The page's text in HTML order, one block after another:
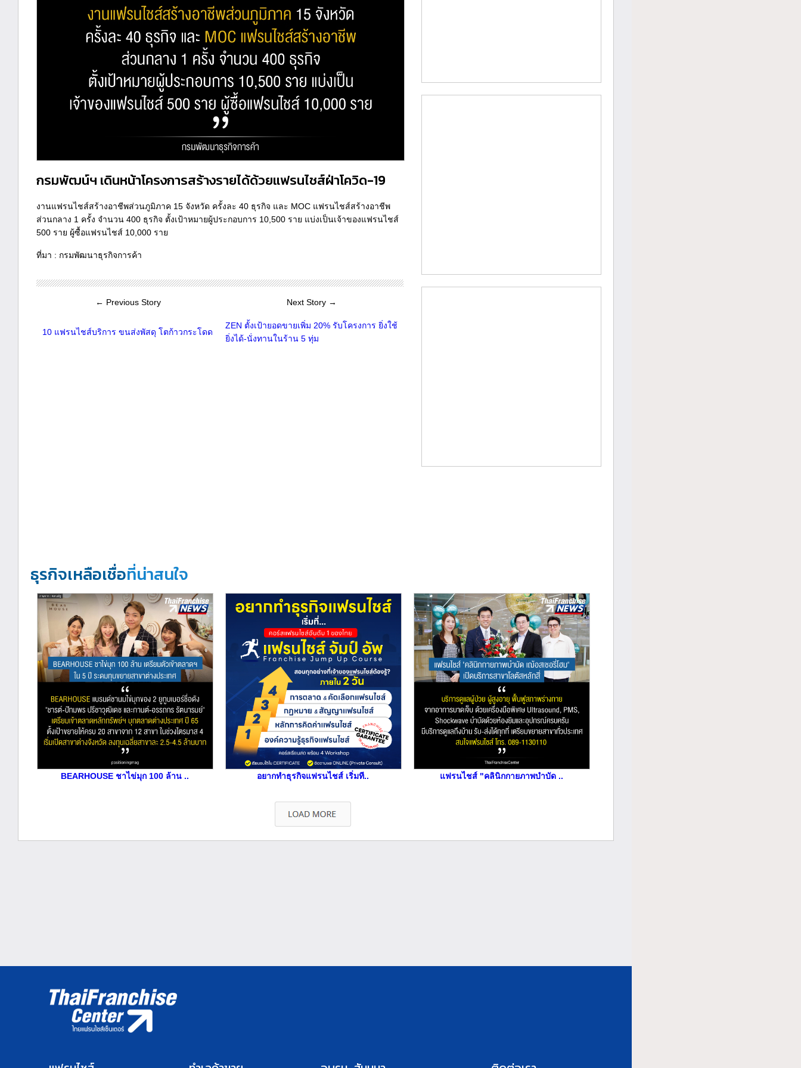
กรมพัฒน์ฯ เดินหน้าโครงการสร้างรายได้ด้วยแฟรนไชส์ฝ่าโควิด-19
งานแฟรนไชส์สร้างอาชีพส่วนภูมิภาค 15 จังหวัด ครั้งละ 40 ธุรกิจ และ MOC แฟรนไชส์สร้างอาชีพ
ส่วนกลาง 1 ครั้ง จำนวน 400 ธุรกิจ ตั้งเป้าหมายผู้ประกอบการ 10,500 ราย แบ่งเป็นเจ้าของแฟรนไชส์
500 ราย ผู้ซื้อแฟรนไชส์ 10,000 ราย
ที่มา : กรมพัฒนาธุรกิจการค้า
← Previous Story Next Story →
10 แฟรนไชส์บริการ ขนส่งพัสดุ โตก้าวกระโดด
ZEN ตั้งเป้ายอดขายเพิ่ม 20% รับโครงการ ยิ่งใช้
ยิ่งได้-นั่งทานในร้าน 5 ทุ่ม
ธุรกิจเหลือเชื่อที่น่าสนใจ
BEARHOUSE ชาไข่มุก 100 ล้าน .. อยากทำธุรกิจแฟรนไชส์ เริ่มที.. แฟรนไชส์ "คลินิกกายภาพบำบัด ..